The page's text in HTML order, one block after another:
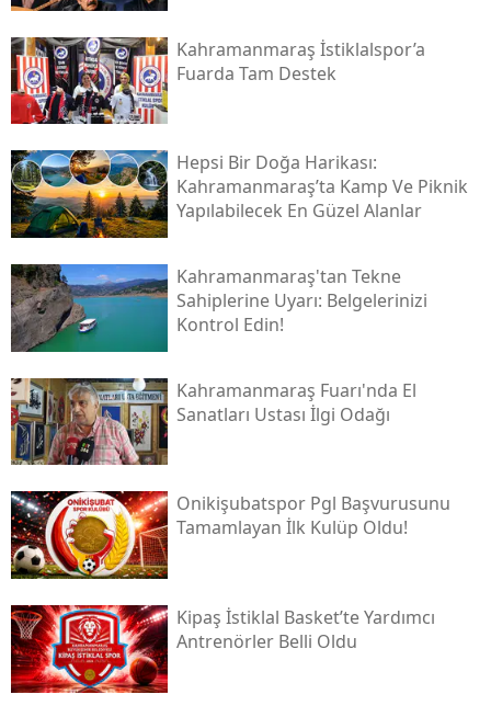
Kahramanmaraş İstiklalspor’a
Fuarda Tam Destek
Hepsi Bir Doğa Harikası:
Kahramanmaraş’ta Kamp Ve Piknik
Yapılabilecek En Güzel Alanlar
Kahramanmaraş'tan Tekne
Sahiplerine Uyarı: Belgelerinizi
Kontrol Edin!
Kahramanmaraş Fuarı'nda El
Sanatları Ustası İlgi Odağı
Onikişubatspor Pgl Başvurusunu
Tamamlayan İlk Kulüp Oldu!
Kipaş İstiklal Basket’te Yardımcı
Antrenörler Belli Oldu